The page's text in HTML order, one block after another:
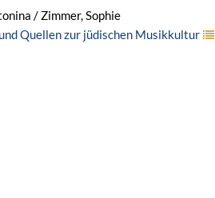
/ Zimmer, Sophie
Quellen zur jüdischen Musikkultur